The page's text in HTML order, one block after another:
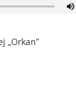
„Orkan”